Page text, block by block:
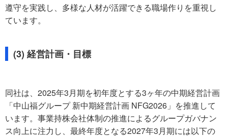
遵守を実践し、多様な人材が活躍できる職場作りを重視し
ています。
(3) 経営計画・目標
同社は、2025年3月期を初年度とする3ヶ年の中期経営計画
「中山福グループ 新中期経営計画 NFG2026」を推進して
います。事業持株会社体制の推進によるグループガバナン
ス向上に注力し、最終年度となる2027年3月期には以下の